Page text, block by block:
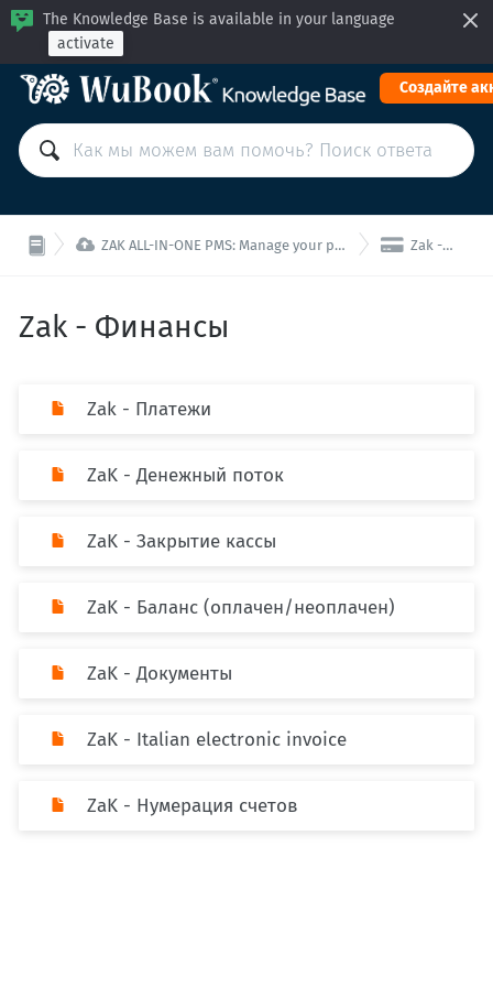
The Knowledge Base is available in your language
activate
Cоздайте
 ZAK ALL-IN-ONE PMS: Manage your property from a single interface!  Zak - Финансы
Zak - Финансы
Zak - Платежи
ZaK - Денежный поток
ZaK - Закрытие кассы
ZaK - Баланс (оплачен/неоплачен)
ZaK - Документы
ZaK - Italian electronic invoice
ZaK - Нумерация счетов